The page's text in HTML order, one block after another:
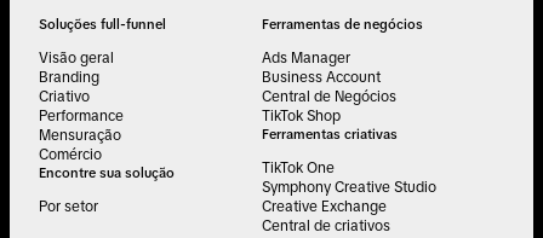
Soluções full-funnel
Visão geral
Branding
Criativo
Performance
Mensuração
Comércio
Encontre sua solução
Por setor
Ferramentas de negócios
Ads Manager
Business Account
Central de Negócios
TikTok Shop
Ferramentas criativas
TikTok One
Symphony Creative Studio
Creative Exchange
Central de criativos